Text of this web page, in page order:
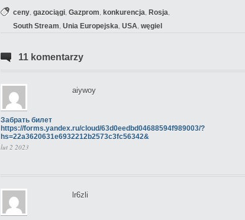
ceny gazociągi Gazprom konkurencja Rosja
South Stream Unia Europejska USA węgiel
11 komentarzy
Забрать билет
https://forms.yandex.ru/cloud/63d0eedbd04688594f989003/?
hs=22a3620631e6932212b2573c3fc56342&
lut 2 2023
aiywoy
lr6zli